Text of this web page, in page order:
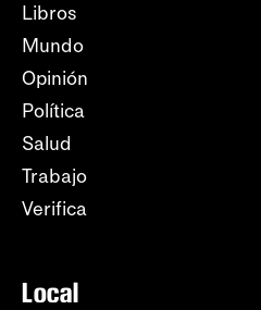
Libros
Mundo
Opinión
Política
Salud
Trabajo
Verifica
Local